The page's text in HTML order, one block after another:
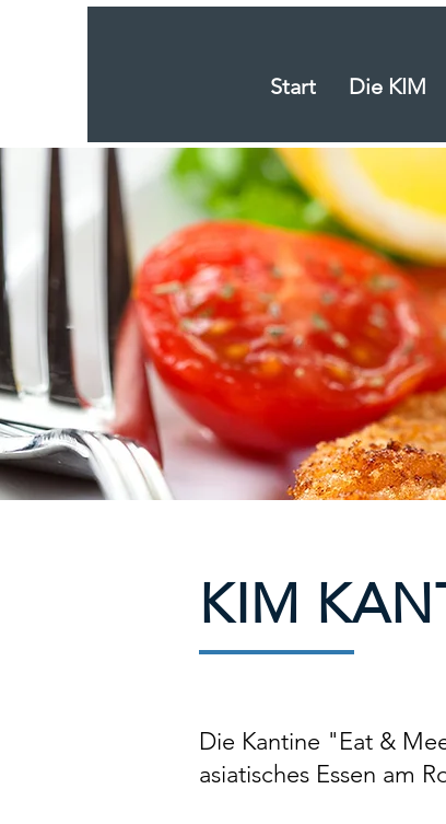
Start Die KIM
KIM
Die Kantine "Eat &
asiatisches Essen am